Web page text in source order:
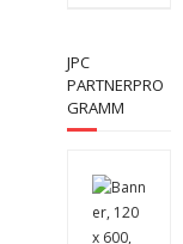
JPC
PARTNERPRO
GRAMM